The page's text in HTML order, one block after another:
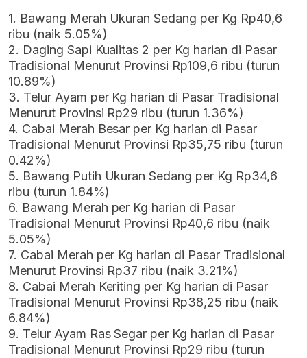
1. Bawang Merah Ukuran Sedang per Kg Rp40,6
ribu (naik 5.05%)
2. Daging Sapi Kualitas 2 per Kg harian di Pasar
Tradisional Menurut Provinsi Rp109,6 ribu (turun
10.89%)
3. Telur Ayam per Kg harian di Pasar Tradisional
Menurut Provinsi Rp29 ribu (turun 1.36%)
4. Cabai Merah Besar per Kg harian di Pasar
Tradisional Menurut Provinsi Rp35,75 ribu (turun
0.42%)
5. Bawang Putih Ukuran Sedang per Kg Rp34,6
ribu (turun 1.84%)
6. Bawang Merah per Kg harian di Pasar
Tradisional Menurut Provinsi Rp40,6 ribu (naik
5.05%)
7. Cabai Merah per Kg harian di Pasar Tradisional
Menurut Provinsi Rp37 ribu (naik 3.21%)
8. Cabai Merah Keriting per Kg harian di Pasar
Tradisional Menurut Provinsi Rp38,25 ribu (naik
6.84%)
9. Telur Ayam Ras Segar per Kg harian di Pasar
Tradisional Menurut Provinsi Rp29 ribu (turun